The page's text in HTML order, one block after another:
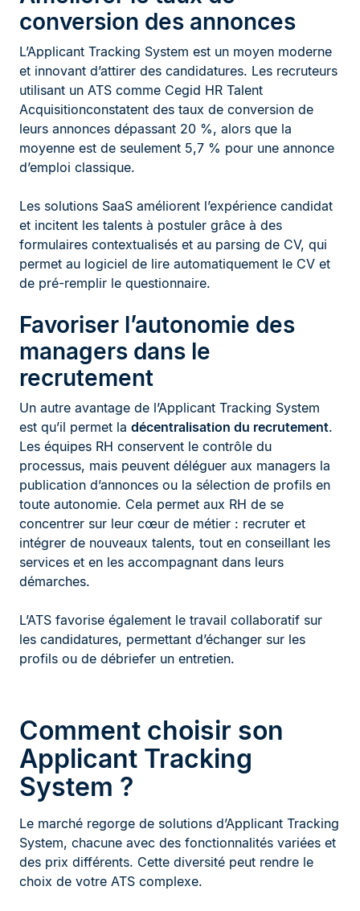
conversion des annonces
L’Applicant Tracking System est un moyen moderne
et innovant d’attirer des candidatures. Les recruteurs
utilisant un ATS comme Cegid HR Talent
Acquisitionconstatent des taux de conversion de
leurs annonces dépassant 20 %, alors que la
moyenne est de seulement 5,7 % pour une annonce
d’emploi classique.
Les solutions SaaS améliorent l’expérience candidat
et incitent les talents à postuler grâce à des
formulaires contextualisés et au parsing de CV, qui
permet au logiciel de lire automatiquement le CV et
de pré-remplir le questionnaire.
Favoriser l’autonomie des
managers dans le
recrutement
Un autre avantage de l’Applicant Tracking System
est qu’il permet la décentralisation du recrutement.
Les équipes RH conservent le contrôle du
processus, mais peuvent déléguer aux managers la
publication d’annonces ou la sélection de profils en
toute autonomie. Cela permet aux RH de se
concentrer sur leur cœur de métier : recruter et
intégrer de nouveaux talents, tout en conseillant les
services et en les accompagnant dans leurs
démarches.
L’ATS favorise également le travail collaboratif sur
les candidatures, permettant d’échanger sur les
profils ou de débriefer un entretien.
Comment choisir son
Applicant Tracking
System ?
Le marché regorge de solutions d’Applicant Tracking
System, chacune avec des fonctionnalités variées et
des prix différents. Cette diversité peut rendre le
choix de votre ATS complexe.